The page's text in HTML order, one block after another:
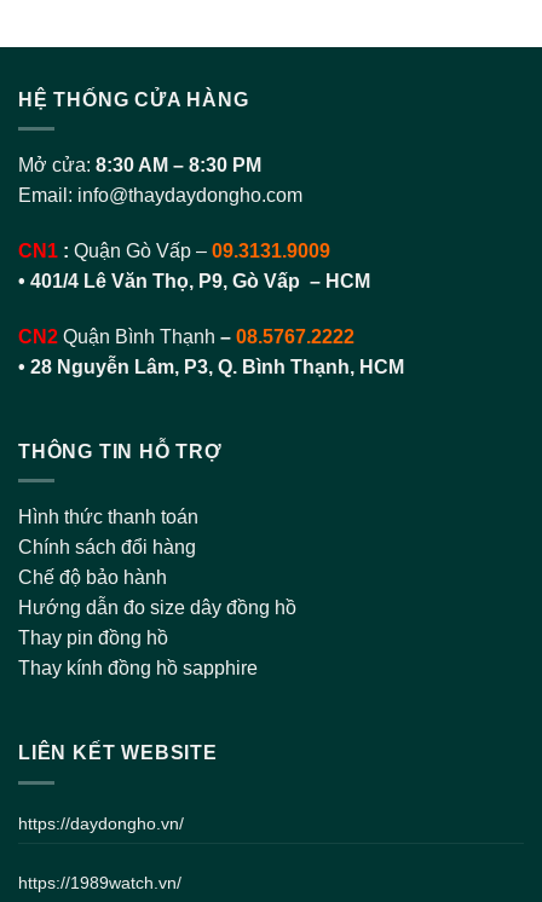
HỆ THỐNG CỬA HÀNG
Mở cửa: 8:30 AM – 8:30 PM
Email: info@thaydaydongho.com
CN1 : Quận Gò Vấp – 09.3131.9009
• 401/4 Lê Văn Thọ, P9, Gò Vấp – HCM
CN2 Quận Bình Thạnh – 08.5767.2222
• 28 Nguyễn Lâm, P3, Q. Bình Thạnh, HCM
THÔNG TIN HỖ TRỢ
Hình thức thanh toán
Chính sách đổi hàng
Chế độ bảo hành
Hướng dẫn đo size dây đồng hồ
Thay pin đồng hồ
Thay kính đồng hồ sapphire
LIÊN KẾT WEBSITE
https://daydongho.vn/
https://1989watch.vn/